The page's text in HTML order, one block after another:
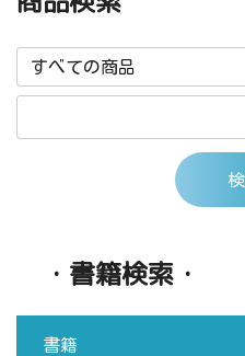
・書籍検索・
書籍